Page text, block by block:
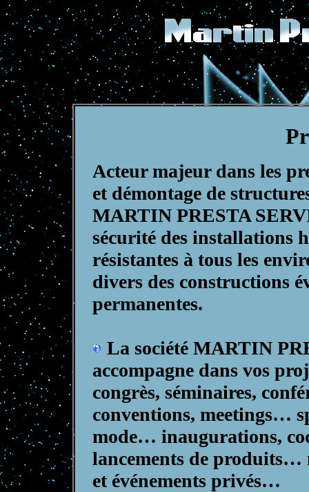
Acteur majeur dans les
et démontage de
MARTIN PRESTA
sécurité des installations
résistantes à tous les
divers des constructions
permanentes.
La société MARTIN
accompagne dans vos
congrès, séminaires,
conventions, meetings…
mode… inaugurations,
lancements de produits…
et événements privés…